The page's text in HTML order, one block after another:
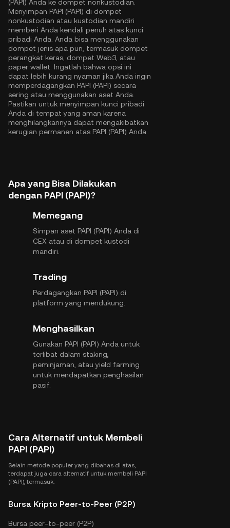
(PAPI) Anda ke dompet nonkustodian.
Menyimpan PAPI (PAPI) di dompet
nonkustodian atau kustodian mandiri
memberi Anda kendali penuh atas kunci
pribadi Anda. Anda bisa menggunakan
dompet jenis apa pun, termasuk dompet
perangkat keras, dompet Web3, atau
paper wallet. Ingatlah bahwa opsi ini
dapat lebih kurang nyaman jika Anda ingin
memperdagangkan PAPI (PAPI) secara
sering atau menggunakan aset Anda.
Pastikan untuk menyimpan kunci pribadi
Anda di tempat yang aman karena
menghilangkannya dapat mengakibatkan
kerugian permanen atas PAPI (PAPI) Anda.
Apa yang Bisa Dilakukan
dengan PAPI (PAPI)?
Memegang
Simpan aset PAPI (PAPI) Anda di
CEX atau di dompet kustodi
mandiri.
Trading
Perdagangkan PAPI (PAPI) di
platform yang mendukung.
Menghasilkan
Gunakan PAPI (PAPI) Anda untuk
terlibat dalam staking,
peminjaman, atau yield farming
untuk mendapatkan penghasilan
pasif.
Cara Alternatif untuk Membeli
PAPI (PAPI)
Selain metode populer yang dibahas di atas,
terdapat juga cara alternatif untuk membeli PAPI
(PAPI), termasuk:
Bursa Kripto Peer-to-Peer (P2P)
Bursa peer-to-peer (P2P)